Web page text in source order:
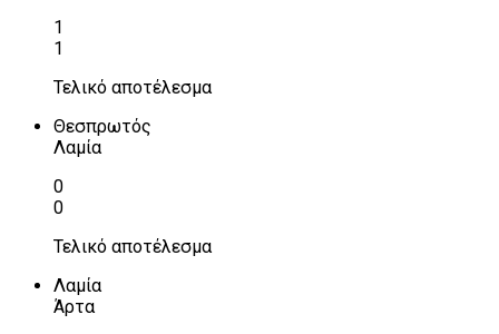
1
1
Τελικό αποτέλεσμα
Θεσπρωτός
Λαμία
0
0
Τελικό αποτέλεσμα
Λαμία
Άρτα